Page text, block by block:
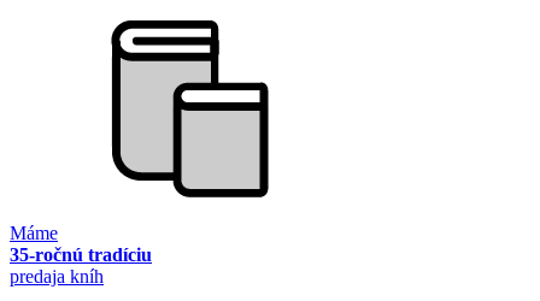
Máme
35-ročnú tradíciu
predaja kníh